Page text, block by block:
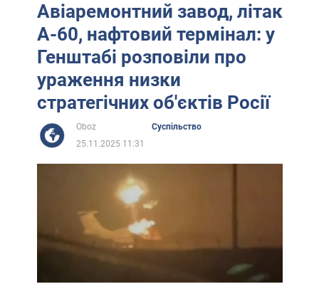
Авіаремонтний завод, літак
А-60, нафтовий термінал: у
Генштабі розповіли про
ураження низки
стратегічних об'єктів Росії
Oboz
Суспільство
25.11.2025 11:31